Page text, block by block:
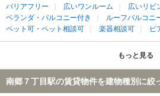
バリアフリー
広いワンルーム
広いリビ
ベランダ・バルコニー付き
ルーフバルコニ
ペット可・ペット相談可
楽器相談可 ピ
もっと見る
南郷７丁目駅の賃貸物件を建物種別に絞